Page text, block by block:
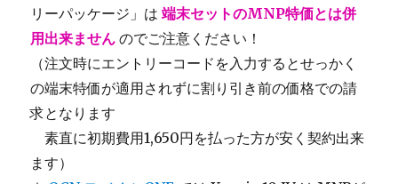
リーパッケージ」は端末セットのMNP特価とは併
用出来ません のでご注意ください！
（注文時にエントリーコードを入力するとせっかく
の端末特価が適用されずに割り引き前の価格での請
求となります
＿素直に初期費用1,650円を払った方が安く契約出来
ます）